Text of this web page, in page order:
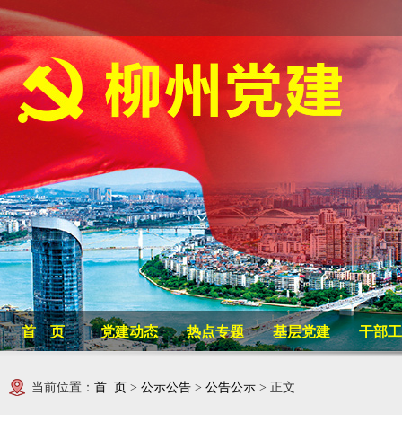
首 页 党建动态 热点专题 基层党建 干部
当前位置： 首 页 > 公示公告 > 公告公示 > 正文